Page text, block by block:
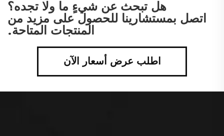
هل تبحث عن شيءٍ ما ولا تجده؟
اتصل بمستشارينا للحصول على مزيد من
المنتجات المتاحة.
اطلب عرض أسعار الآن